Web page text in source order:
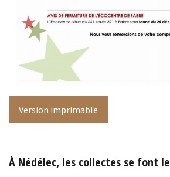
Version imprimable
À Nédélec, les collectes se font le